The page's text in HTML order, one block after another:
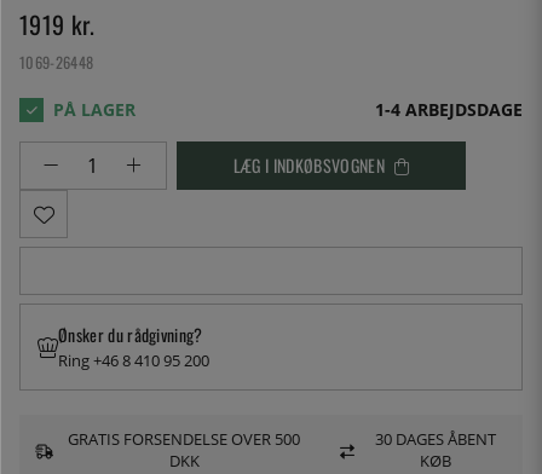
1919 kr.
1069-26448
1-4 ARBEJDSDAGE
LÆG I INDKØBSVOGNEN
Ønsker du rådgivning?
Ring +46 8 410 95 200
GRATIS FORSENDELSE OVER 500
DKK
30 DAGES ÅBENT
KØB